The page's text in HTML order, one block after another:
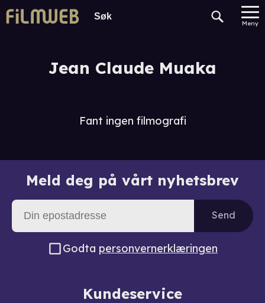
Meny
Jean Claude Muaka
Fant ingen filmografi
Meld deg på vårt nyhetsbrev
Send
Godta personvernerklæringen
Kundeservice